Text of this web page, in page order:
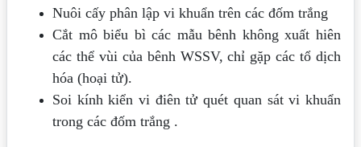
Nuôi cấy phân lập vi khuẩn trên các đốm trắng
Cắt mô biểu bì các mẫu bênh không xuất hiên
các thể vùi của bênh WSSV, chỉ gặp các tổ dịch
hóa (hoại tử).
Soi kính kiển vi điên tử quét quan sát vi khuẩn
trong các đốm trắng .